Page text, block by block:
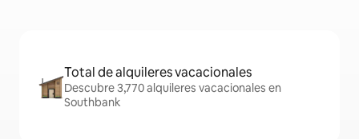
Total de alquileres vacacionales
Descubre 3,770 alquileres vacacionales en
Southbank